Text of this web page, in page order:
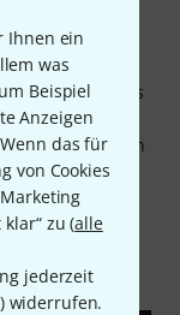
Ihnen ein
was
Beispiel
Anzeigen
das für
von Cookies
zu (alle
jederzeit
) widerrufen.
bietet
auch jede
und weiteres
über 1.500
überzeugen
Preis. Durch
Harley
für den